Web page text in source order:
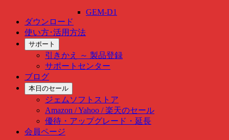
GEM-D1
ダウンロード
使い方･活用方法
サポート
引きかえ ～ 製品登録
サポートセンター
ブログ
本日のセール
ジェムソフトストア
Amazon / Yahoo / 楽天のセール
優待・アップグレード・延長
会員ページ